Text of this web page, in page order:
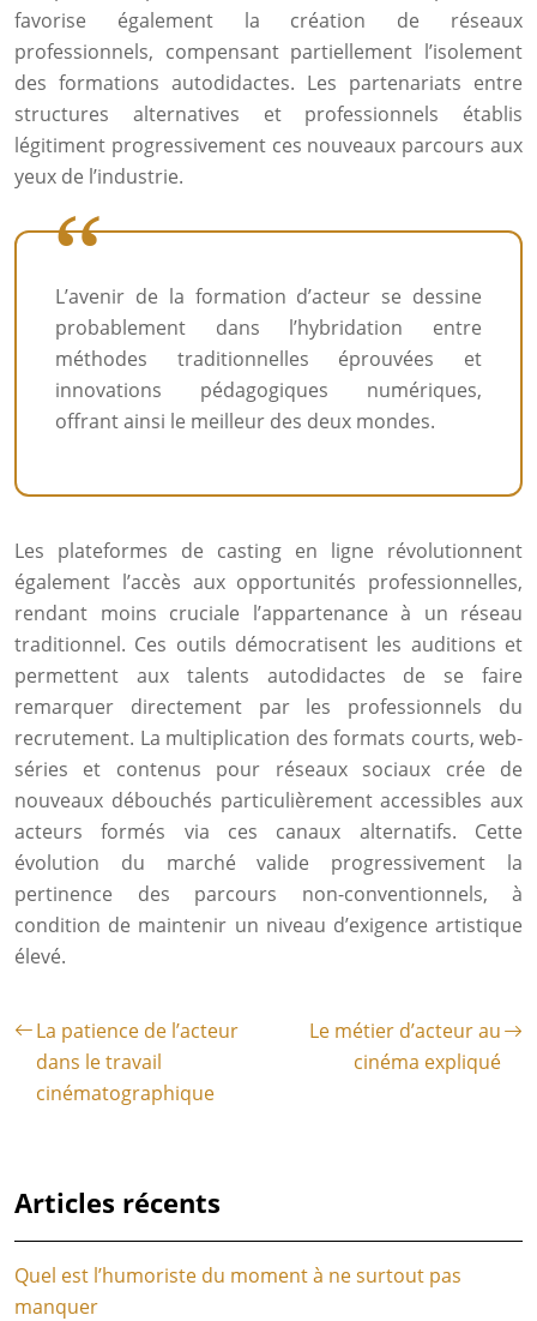
favorise également la création de réseaux
professionnels, compensant partiellement l’isolement
des formations autodidactes. Les partenariats entre
structures alternatives et professionnels établis
légitiment progressivement ces nouveaux parcours aux
yeux de l’industrie.
L’avenir de la formation d’acteur se dessine
probablement dans l’hybridation entre
méthodes traditionnelles éprouvées et
innovations pédagogiques numériques,
offrant ainsi le meilleur des deux mondes.
Les plateformes de casting en ligne révolutionnent
également l’accès aux opportunités professionnelles,
rendant moins cruciale l’appartenance à un réseau
traditionnel. Ces outils démocratisent les auditions et
permettent aux talents autodidactes de se faire
remarquer directement par les professionnels du
recrutement. La multiplication des formats courts, web-
séries et contenus pour réseaux sociaux crée de
nouveaux débouchés particulièrement accessibles aux
acteurs formés via ces canaux alternatifs. Cette
évolution du marché valide progressivement la
pertinence des parcours non-conventionnels, à
condition de maintenir un niveau d’exigence artistique
élevé.
La patience de l’acteur
dans le travail
cinématographique
Le métier d’acteur au
cinéma expliqué
Articles récents
Quel est l’humoriste du moment à ne surtout pas
manquer